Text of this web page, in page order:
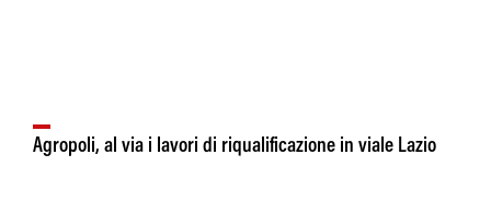
Agropoli, al via i lavori di riqualificazione in viale Lazio